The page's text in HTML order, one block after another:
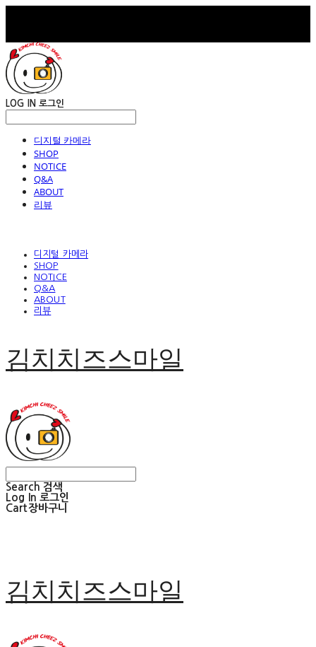
LOG IN 로그인
디지털 카메라
SHOP
NOTICE
Q&A
ABOUT
리뷰
디지털 카메라
SHOP
NOTICE
Q&A
ABOUT
리뷰
김치치즈스마일
Search 검색
Log In 로그인
Cart장바구니
김치치즈스마일